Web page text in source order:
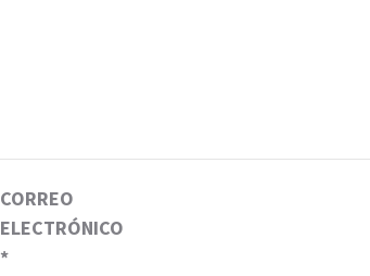
CORREO
ELECTRÓNICO
*